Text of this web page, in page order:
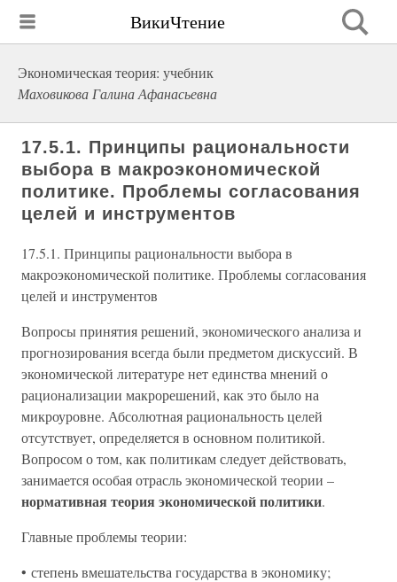
ВикиЧтение
Экономическая теория: учебник
Маховикова Галина Афанасьевна
17.5.1. Принципы рациональности
выбора в макроэкономической
политике. Проблемы согласования
целей и инструментов
17.5.1. Принципы рациональности выбора в
макроэкономической политике. Проблемы согласования
целей и инструментов
Вопросы принятия решений, экономического анализа и
прогнозирования всегда были предметом дискуссий. В
экономической литературе нет единства мнений о
рационализации макрорешений, как это было на
микроуровне. Абсолютная рациональность целей
отсутствует, определяется в основном политикой.
Вопросом о том, как политикам следует действовать,
занимается особая отрасль экономической теории –
нормативная теория экономической политики.
Главные проблемы теории:
• степень вмешательства государства в экономику;